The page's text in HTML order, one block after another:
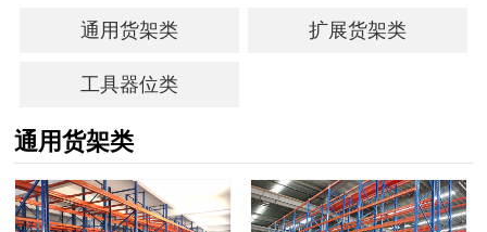
通用货架类 扩展货架类
工具器位类
通用货架类